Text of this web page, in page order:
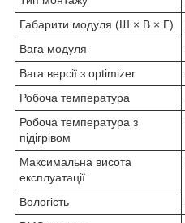
Габарити модуля (Ш × В × Г)
Вага модуля
Вага версії з optimizer
Робоча температура
Робоча температура з
підігрівом
Максимальна висота
експлуатації
Вологість